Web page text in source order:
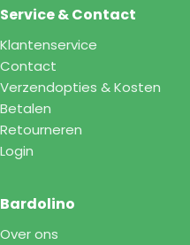
Service & Contact
Klantenservice
Contact
Verzendopties & Kosten
Betalen
Retourneren
Login
Bardolino
Over ons